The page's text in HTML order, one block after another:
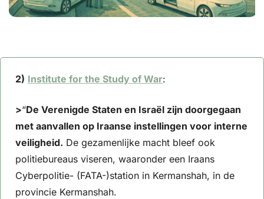
2) Institute for the Study of War:
>“De Verenigde Staten en Israël zijn doorgegaan
met aanvallen op Iraanse instellingen voor interne
veiligheid. De gezamenlijke macht bleef ook
politiebureaus viseren, waaronder een Iraans
Cyberpolitie- (FATA-)station in Kermanshah, in de
provincie Kermanshah.